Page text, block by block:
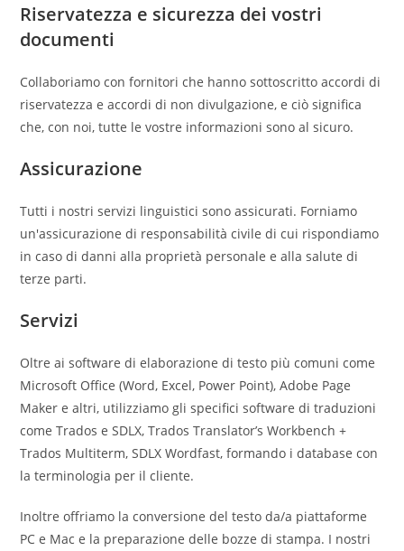
Riservatezza e sicurezza dei vostri
documenti
Collaboriamo con fornitori che hanno sottoscritto accordi di
riservatezza e accordi di non divulgazione, e ciò significa
che, con noi, tutte le vostre informazioni sono al sicuro.
Assicurazione
Tutti i nostri servizi linguistici sono assicurati. Forniamo
un'assicurazione di responsabilità civile di cui rispondiamo
in caso di danni alla proprietà personale e alla salute di
terze parti.
Servizi
Oltre ai software di elaborazione di testo più comuni come
Microsoft Office (Word, Excel, Power Point), Adobe Page
Maker e altri, utilizziamo gli specifici software di traduzioni
come Trados e SDLX, Trados Translator’s Workbench +
Trados Multiterm, SDLX Wordfast, formando i database con
la terminologia per il cliente.
Inoltre offriamo la conversione del testo da/a piattaforme
PC e Mac e la preparazione delle bozze di stampa. I nostri